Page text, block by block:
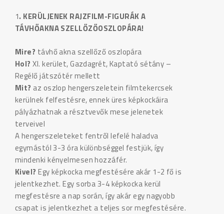
1. KERÜLJENEK RAJZFILM-FIGURÁK A
TÁVHŐAKNA SZELLŐZŐOSZLOPÁRA!
Mire? távhő akna szellőző oszlopára
Hol?XI. kerület, Gazdagrét, Kaptató sétány –
Regélő játszótér mellett
Mit? az oszlop hengerszeletein filmtekercsek
kerülnek felfestésre, ennek üres képkockáira
pályázhatnak a résztvevők mese jelenetek
terveivel
A hengerszeleteket fentről lefelé haladva
egymástól 3-3 óra különbséggel festjük, így
mindenki kényelmesen hozzáfér.
Kivel?Egy képkocka megfestésére akár 1-2 fő is
jelentkezhet. Egy sorba 3-4 képkocka kerül
megfestésre a nap során, így akár egy nagyobb
csapat is jelentkezhet a teljes sor megfestésére.